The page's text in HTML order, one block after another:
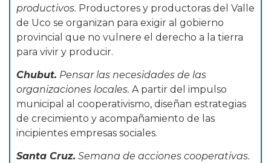
productivos. Productores y productoras del Valle
de Uco se organizan para exigir al gobierno
provincial que no vulnere el derecho a la tierra
para vivir y producir.
Chubut. Pensar las necesidades de las
organizaciones locales. A partir del impulso
municipal al cooperativismo, diseñan estrategias
de crecimiento y acompañamiento de las
incipientes empresas sociales.
Santa Cruz. Semana de acciones cooperativas.